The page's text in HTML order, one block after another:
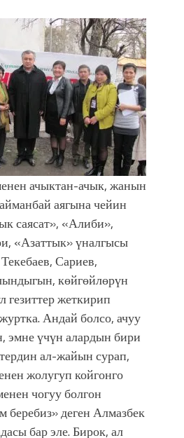
ачыктан-ачык, жанын
аягына чейин
саясат», «Алиби»,
«Азаттык» үналгысы
Сариев,
көйгөйлөрүн
гезиттер жеткирип
Андай болсо, ачуу
эмне үчүн алардын бири
ал-жайын сурап,
жолугуп койгонго
чогуу болгон
беребиз» деген Алмазбек
бар эле. Бирок, ал